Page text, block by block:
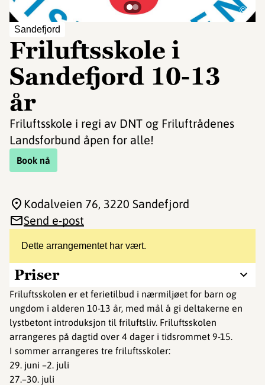
Sandefjord
Friluftsskole i
Sandefjord 10-13
år
Friluftsskole i regi av DNT og Friluftrådenes
Landsforbund åpen for alle!
Book nå
©
Dette arrangementet har vært.
Priser
Friluftsskolen er et ferietilbud i nærmiljøet for barn og
ungdom i alderen 10-13 år, med mål å gi deltakerne en
lystbetont introduksjon til friluftsliv. Friluftsskolen
arrangeres på dagtid over 4 dager i tidsrommet 9-15.
I sommer arrangeres tre friluftsskoler:
29. juni –2. juli
27.–30. juli
Kodalveien 76, 3220 Sandefjord
Send e-post